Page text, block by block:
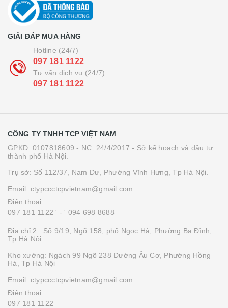
GIẢI ĐÁP MUA HÀNG
Hotline (24/7)
097 181 1122
Tư vấn dịch vụ (24/7)
097 181 1122
CÔNG TY TNHH TCP VIỆT NAM
GPKD: 0107818609 - NC: 24/4/2017 - Sở kế hoạch và đầu tư
thành phố Hà Nội.
Trụ sở: Số 112/37, Nam Dư, Phường Vĩnh Hưng, Tp Hà Nội.
Email: ctypccctcpvietnam@gmail.com
Điện thoại :
097 181 1122 ' - ' 094 698 8688
Địa chỉ 2 : Số 9/19, Ngõ 158, phố Ngọc Hà, Phường Ba Đình,
Tp Hà Nội.
Kho xưởng: Ngách 99 Ngõ 238 Đường Âu Cơ, Phường Hồng
Hà, Tp Hà Nội
Email: ctypccctcpvietnam@gmail.com
Điện thoại :
097 181 1122